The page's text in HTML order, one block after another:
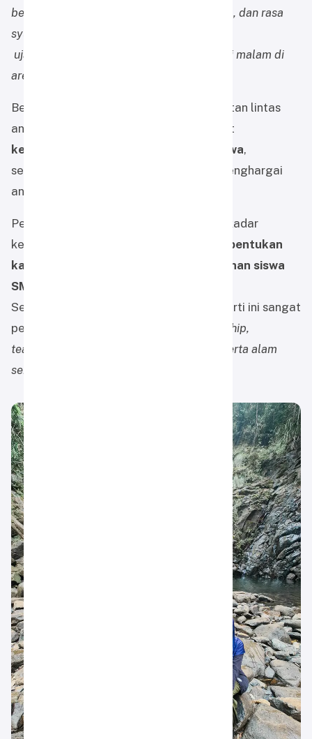
belajar tentang ketulusan, tanggung jawab, dan rasa
syukur. Alam adalah guru terbaik,”
ujar
di sela kegiatan refleksi malam di
area perkemahan.
Beliau juga menambahkan bahwa kegiatan lintas
angkatan ini (kelas 7 dan 8) memperkuat
kebersamaan dan kolaborasi antar siswa,
sekaligus menumbuhkan sikap saling menghargai
antar tingkatan kelas.
Pendakian ke Gunung Kahung bukan sekadar
kegiatan wisata, melainkan
wadah pembentukan
karakter, kemandirian, dan kepemimpinan siswa
SMP Alam Muhammadiyah Martapura
Sekolah menilai kegiatan lapangan seperti ini sangat
penting untuk menanamkan nilai
leadership,
teamwork, dan empati terhadap sesama serta alam
sekitar